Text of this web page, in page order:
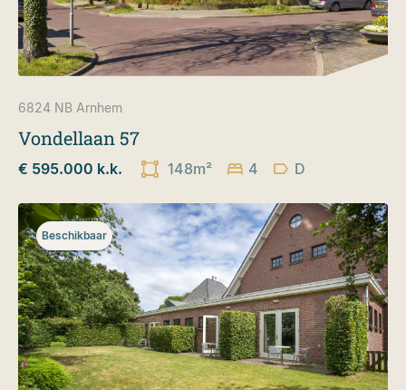
6824 NBArnhem
Vondellaan 57
€ 595.000 k.k. 148m² 4 D
Beschikbaar